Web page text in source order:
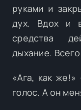
руками и
дух. Вдох и
средства
дыхание.
«Ага, как
голос. А он